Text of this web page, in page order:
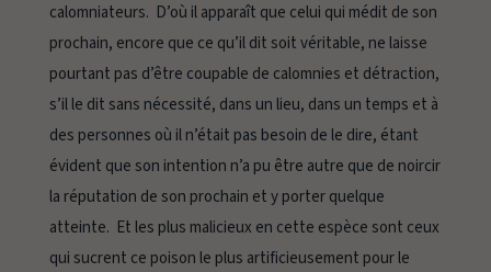
calomniateurs. D’où il apparaît que celui qui médit de son
prochain, encore que ce qu’il dit soit véritable, ne laisse
pourtant pas d’être coupable de calomnies et détraction,
s’il le dit sans nécessité, dans un lieu, dans un temps et à
des personnes où il n’était pas besoin de le dire, étant
évident que son intention n’a pu être autre que de noircir
la réputation de son prochain et y porter quelque
atteinte. Et les plus malicieux en cette espèce sont ceux
qui sucrent ce poison le plus artificieusement pour le